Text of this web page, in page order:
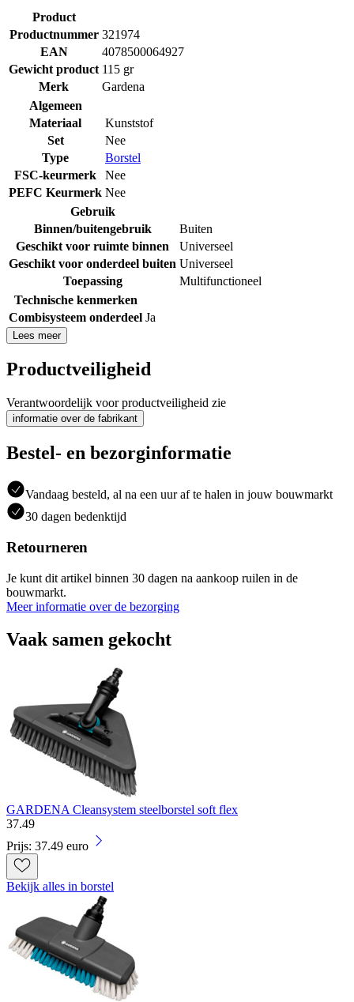
Product
Productnummer 321974
EAN
4078500064927
Gewicht product 115 gr
Merk
Gardena
Algemeen
Materiaal
Kunststof
Set
Nee
Type
Borstel
FSC-keurmerk
Nee
PEFC Keurmerk Nee
Gebruik
Binnen/buitengebruik
Buiten
Geschikt voor ruimte binnen
Universeel
Geschikt voor onderdeel buiten Universeel
Toepassing
Multifunctioneel
Technische kenmerken
Combisysteem onderdeel Ja
Lees meer
Productveiligheid
Verantwoordelijk voor productveiligheid zie
informatie over de fabrikant
Bestel- en bezorginformatie
Vandaag besteld, al na een uur af te halen in jouw bouwmarkt
30 dagen bedenktijd
Retourneren
Je kunt dit artikel binnen 30 dagen na aankoop ruilen in de
bouwmarkt.
Meer informatie over de bezorging
Vaak samen gekocht
GARDENA Cleansystem steelborstel soft flex
37.49
Prijs: 37.49 euro
Bekijk alles in borstel